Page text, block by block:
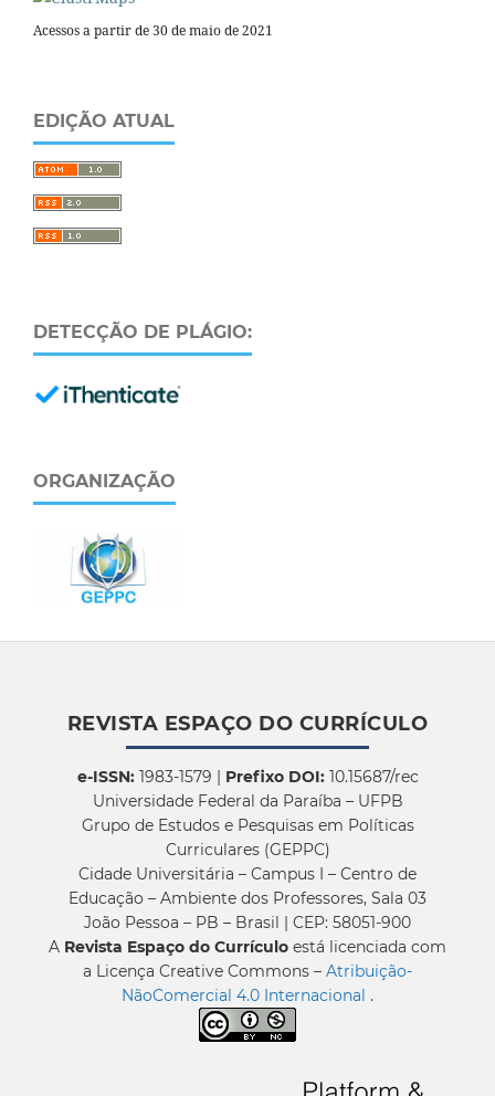
Acessos a partir de 30 de maio de 2021
EDIÇÃO ATUAL
DETECÇÃO DE PLÁGIO:
ORGANIZAÇÃO
REVISTA ESPAÇO DO CURRÍCULO
e-ISSN:1983-1579 | Prefixo DOI:10.15687/rec
Universidade Federal da Paraíba – UFPB
Grupo de Estudos e Pesquisas em Políticas
Curriculares (GEPPC)
Cidade Universitária – Campus I – Centro de
Educação – Ambiente dos Professores, Sala 03
João Pessoa – PB – Brasil | CEP: 58051-900
A Revista Espaço do Currículo está licenciada com
a Licença Creative Commons – Atribuição-
NãoComercial 4.0 Internacional .